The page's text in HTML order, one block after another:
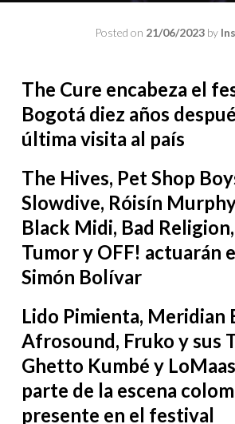
Posted on 21/06/2023by
The Cure encabeza el
Bogotá diez años
última visita al país
The Hives, Pet Shop
Slowdive, Róisín
Black Midi, Bad
Tumor y OFF! actuarán
Simón Bolívar
Lido Pimienta, Meridian
Afrosound, Fruko y sus
Ghetto Kumbé y
parte de la escena
presente en el festival